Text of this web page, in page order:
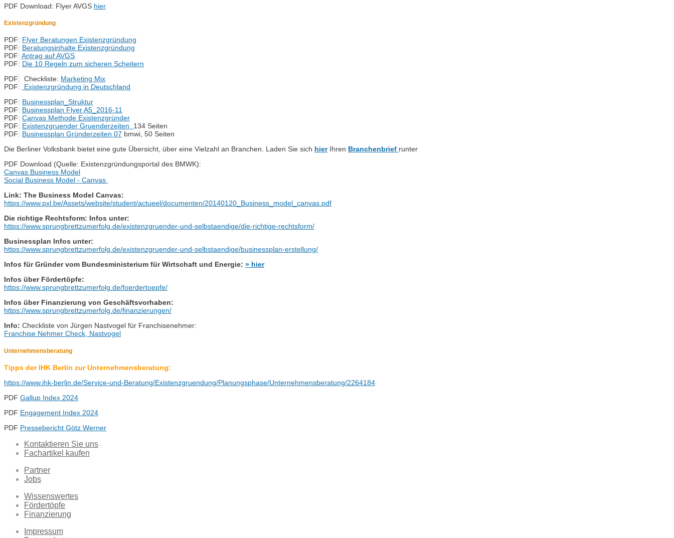
PDF Download: Flyer AVGS hier
Existenzgründung
PDF: Flyer Beratungen Existenzgründung
PDF: Beratungsinhalte Existenzgründung
PDF: Antrag auf AVGS
PDF: Die 10 Regeln zum sicheren Scheitern
PDF: Checkliste: Marketing Mix
PDF:
Existenzgründung in Deutschland
PDF: Businessplan_Struktur
PDF: Businessplan Flyer A5_2016-11
PDF: Canvas Methode Existenzgründer
PDF: Existenzgruender Gruenderzeiten 134 Seiten
PDF: Businessplan Gründerzeiten 07 bmwi, 50 Seiten
Die Berliner Volksbank bietet eine gute Übersicht, über eine Vielzahl an Branchen. Laden Sie sich hier Ihren Branchenbrief runter
PDF Download (Quelle: Existenzgründungsportal des BMWK):
Canvas Business Model
Social Business Model - Canvas
Link: The Business Model Canvas:
https://www.pxl.be/Assets/website/student/actueel/documenten/20140120_Business_model_canvas.pdf
Die richtige Rechtsform: Infos unter:
https://www.sprungbrettzumerfolg.de/existenzgruender-und-selbstaendige/die-richtige-rechtsform/
Businessplan Infos unter:
https://www.sprungbrettzumerfolg.de/existenzgruender-und-selbstaendige/businessplan-erstellung/
Infos für Gründer vom Bundesministerium für Wirtschaft und Energie: » hier
Infos über Fördertöpfe:
https://www.sprungbrettzumerfolg.de/foerdertoepfe/
Infos über Finanzierung von Geschäftsvorhaben:
https://www.sprungbrettzumerfolg.de/finanzierungen/
Info: Checkliste von Jürgen Nastvogel für Franchisenehmer:
Franchise Nehmer Check, Nastvogel
Unternehmensberatung
Tipps der IHK Berlin zur Unternehmensberatung:
https://www.ihk-berlin.de/Service-und-Beratung/Existenzgruendung/Planungsphase/Unternehmensberatung/2264184
PDF Gallup Index 2024
PDF Engagement Index 2024
PDF Pressebericht Götz Werner
Kontaktieren Sie uns
Fachartikel kaufen
Partner
Jobs
Wissenswertes
Fördertöpfe
Finanzierung
Impressum